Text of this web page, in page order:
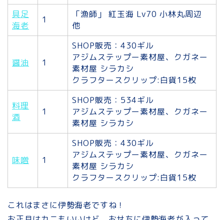
具足
海老
1
「漁師」 紅玉海 Lv70 小林丸周辺
他
醤油 1
SHOP販売：430ギル
アジムステップー素材屋、クガネー
素材屋 シラカシ
クラフタースクリップ:白貨15枚
料理
酒
1
SHOP販売：534ギル
アジムステップー素材屋、クガネー
素材屋 シラカシ
味噌 1
SHOP販売：430ギル
アジムステップー素材屋、クガネー
素材屋 シラカシ
クラフタースクリップ:白貨15枚
これはまさに伊勢海老ですね！